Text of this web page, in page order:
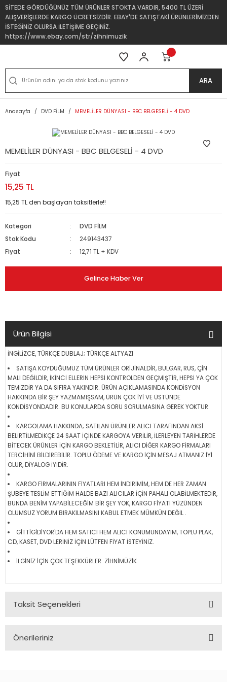
SİTEDE GÖRDÜĞÜNÜZ TÜM ÜRÜNLER STOKTA VARDIR, 5400 TL ÜZERİ
ALIŞVERİŞLERDE KARGO ÜCRETSİZDİR. EBAY'DE SATIŞTAKİ ÜRÜNLERİMİZDEN
İSTEĞİNİZ OLURSA İLETİŞİME GEÇİNİZ.
https://www.ebay.com/str/zihnimuzik
ARA
Anasayfa DVD FİLM MEMELİLER DÜNYASI - BBC BELGESELİ - 4 DVD
MEMELİLER DÜNYASI - BBC BELGESELİ - 4 DVD
Fiyat
15,25 TL
15,25 TL den başlayan taksitlerle!!
Kategori
DVD FİLM
Stok Kodu
249143437
Fiyat
12,71 TL + KDV
Gelince Haber Ver
Ürün Bilgisi
İNGİLİZCE, TÜRKÇE DUBLAJ; TÜRKÇE ALTYAZI
SATIŞA KOYDUĞUMUZ TÜM ÜRÜNLER ORİJİNALDİR, BULGAR, RUS, ÇİN
MALI DEĞİLDİR, İKİNCİ ELLERİN HEPSİ KONTROLDEN GEÇMİŞTİR, HEPSİ YA ÇOK
TEMİZDİR YA DA SIFIRA YAKINDIR. ÜRÜN AÇIKLAMASINDA KONDİSYON
HAKKINDA BİR ŞEY YAZMAMIŞSAM, ÜRÜN ÇOK İYİ VE ÜSTÜNDE
KONDİSYONDADIR. BU KONULARDA SORU SORULMASINA GEREK YOKTUR
KARGOLAMA HAKKINDA; SATILAN ÜRÜNLER ALICI TARAFINDAN AKSİ
BELİRTİLMEDİKÇE 24 SAAT İÇİNDE KARGOYA VERİLİR, İLERLEYEN TARİHLERDE
BİTECEK ÜRÜNLER İÇİN KARGO BEKLETİLİR, ALICI DİĞER KARGO FİRMALARI
TERCİHİNİ BİLDİREBİLİR. TOPLU ÖDEME VE KARGO İÇİN MESAJ ATMANIZ İYİ
OLUR, DİYALOG İYİDİR.
KARGO FİRMALARININ FİYATLARI HEM İNDİRİMİM, HEM DE HER ZAMAN
ŞUBEYE TESLİM ETTİĞİM HALDE BAZI ALICILAR İÇİN PAHALI OLABİLMEKTEDİR,
BUNDA BENİM YAPABİLECEĞİM BİR ŞEY YOK, KARGO FİYATI YÜZÜNDEN
OLUMSUZ YORUM BIRAKILMASINI KABUL ETMEK MÜMKÜN DEĞİL .
GİTTİGİDİYOR'DA HEM SATICI HEM ALICI KONUMUNDAYIM, TOPLU PLAK,
CD, KASET, DVD LERİNİZ İÇİN LÜTFEN FİYAT İSTEYİNİZ.
İLGİNİZ İÇİN ÇOK TEŞEKKÜRLER. ZİHNİMÜZİK
Taksit Seçenekleri
Önerileriniz